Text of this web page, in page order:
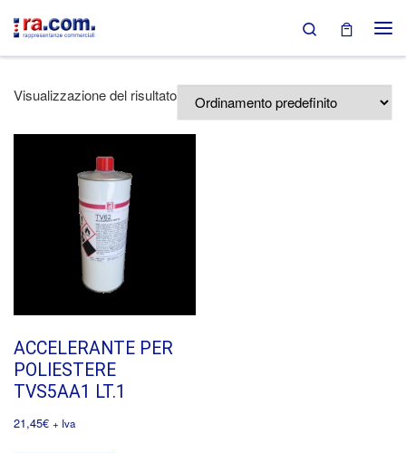
Passa al contenuto Search
Visualizzazione del risultato
ACCELERANTE PER
POLIESTERE
TVS5AA1 LT.1
21,45€ + Iva